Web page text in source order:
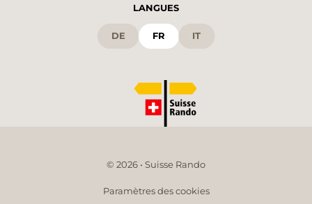
LANGUES
DE FR IT
© 2026 • Suisse Rando
Paramètres des cookies